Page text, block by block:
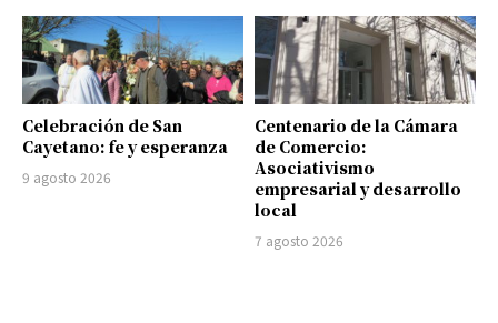
Celebración de San
Cayetano: fe y esperanza
9 agosto 2026
Centenario de la Cámara
de Comercio:
Asociativismo
empresarial y desarrollo
local
7 agosto 2026